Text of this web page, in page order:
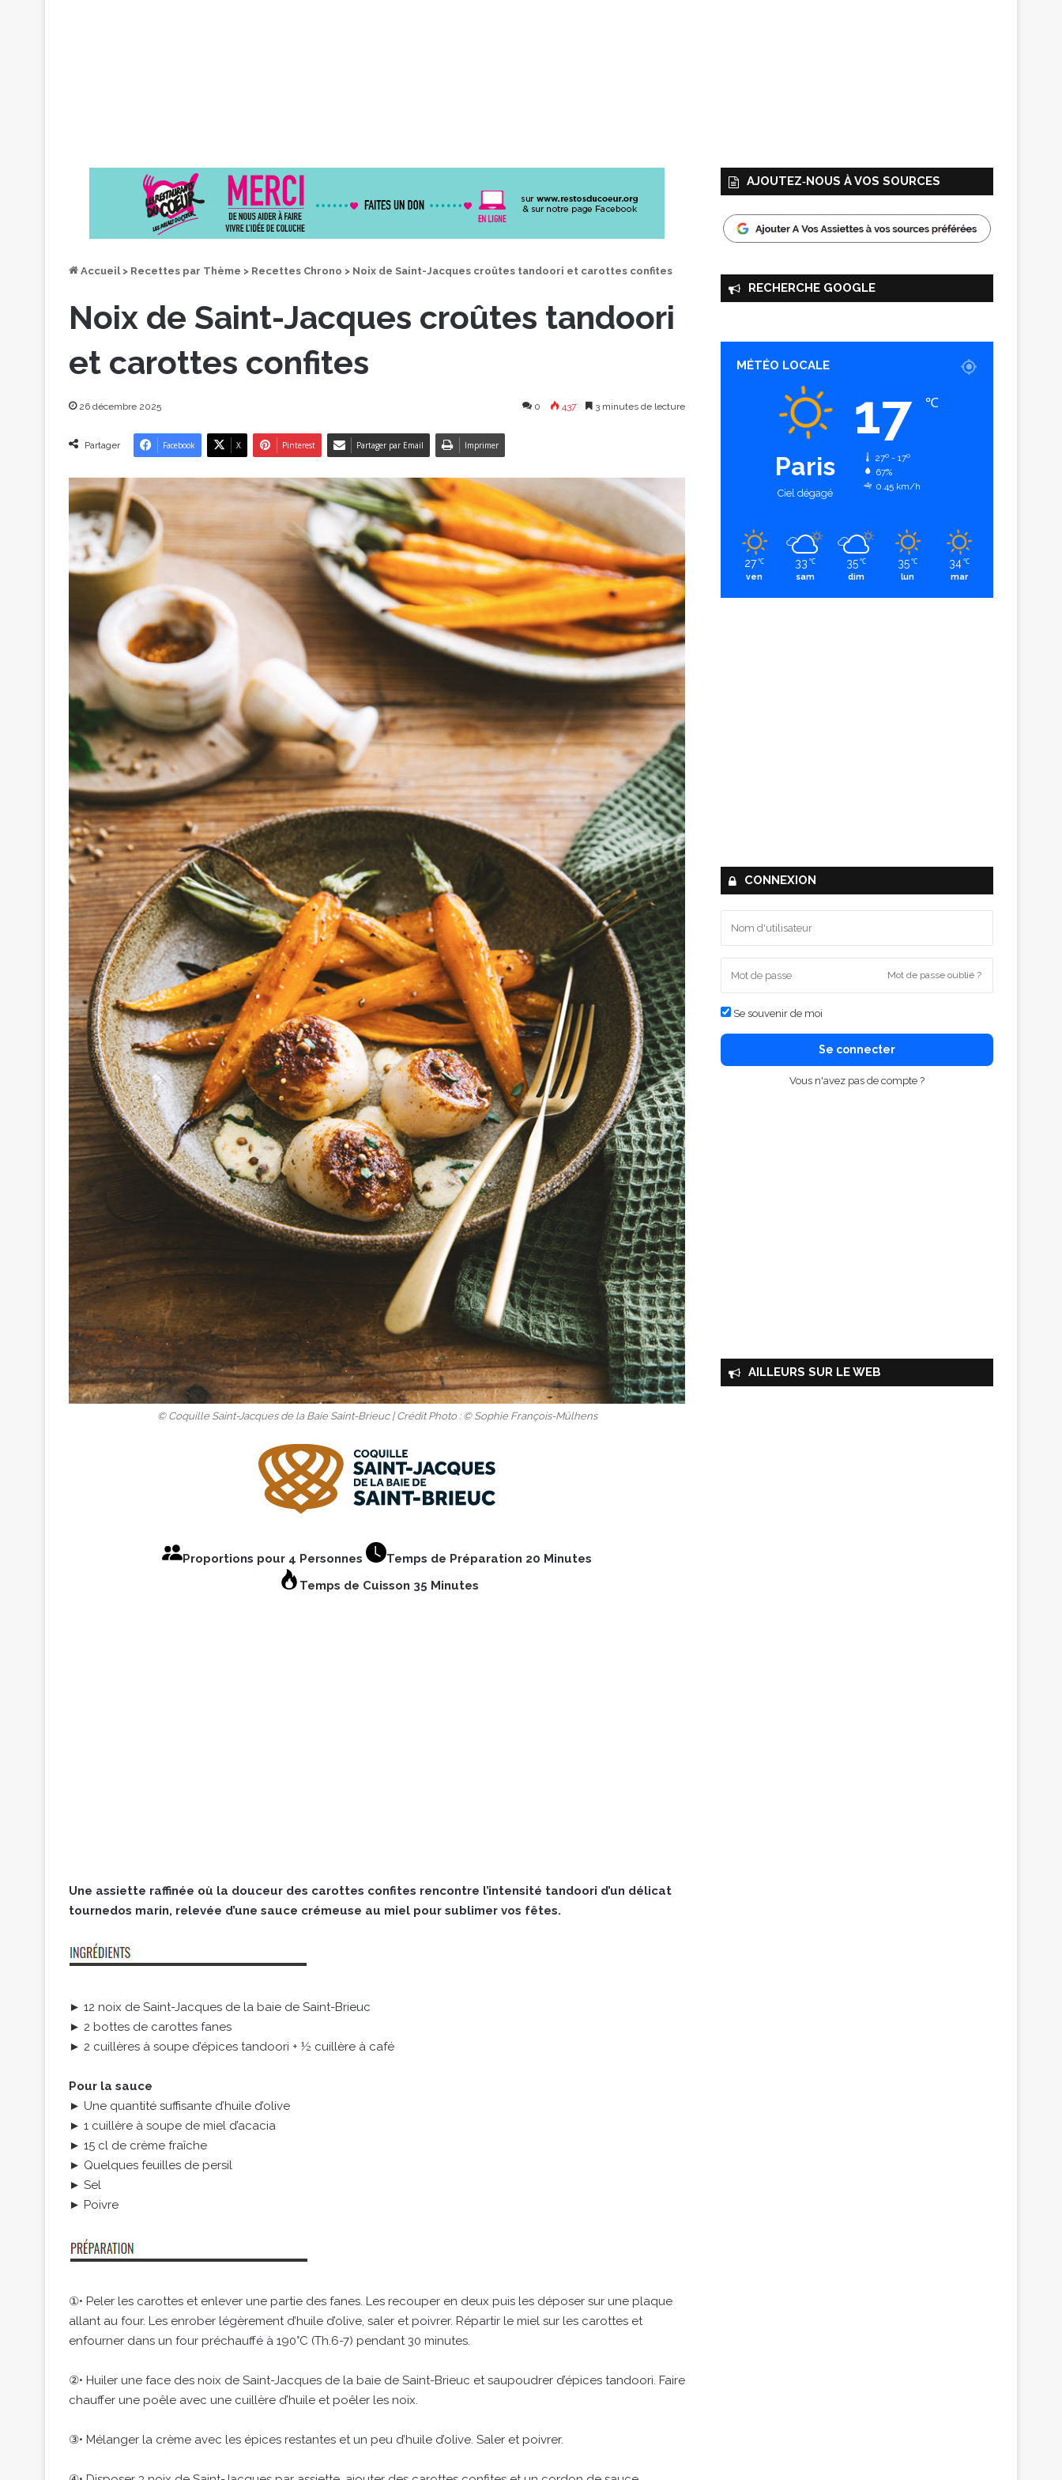
Accueil > Recettes par Thème > Recettes Chrono > Noix de Saint-Jacques croûtes tandoori et carottes confites
Noix de Saint-Jacques croûtes tandoori
et carottes confites
26 décembre 2025 0 437 3 minutes de lecture
Partager Facebook X Pinterest Partager par Email Imprimer
© Coquille Saint-Jacques de la Baie Saint-Brieuc | Crédit Photo : © Sophie François-Mülhens
Proportions pour 4 Personnes
Temps de Préparation 20 Minutes
Temps de Cuisson 35 Minutes
Une assiette raffinée où la douceur des carottes confites rencontre l’intensité tandoori d’un délicat
tournedos marin, relevée d’une sauce crémeuse au miel pour sublimer vos fêtes.
► 12 noix de Saint-Jacques de la baie de Saint-Brieuc
► 2 bottes de carottes fanes
► 2 cuillères à soupe d’épices tandoori + ½ cuillère à café
Pour la sauce
► Une quantité suffisante d’huile d’olive
► 1 cuillère à soupe de miel d’acacia
► 15 cl de crème fraîche
► Quelques feuilles de persil
► Sel
► Poivre
①• Peler les carottes et enlever une partie des fanes. Les recouper en deux puis les déposer sur une plaque
allant au four. Les enrober légèrement d’huile d’olive, saler et poivrer. Répartir le miel sur les carottes et
enfourner dans un four préchauffé à 190°C (Th.6-7) pendant 30 minutes.
②• Huiler une face des noix de Saint-Jacques de la baie de Saint-Brieuc et saupoudrer d’épices tandoori. Faire
chauffer une poêle avec une cuillère d’huile et poêler les noix.
③• Mélanger la crème avec les épices restantes et un peu d’huile d’olive. Saler et poivrer.
AJOUTEZ‑NOUS À VOS SOURCES
RECHERCHE GOOGLE
MÉTÉO LOCALE
Paris
Ciel dégagé
17 ℃
27º - 17º
67%
0.45 km/h
27 ℃
ven
33 ℃
sam
35 ℃
dim
35 ℃
lun
34 ℃
mar
CONNEXION
Mot de passe oublié ?
Se souvenir de moi
Se connecter
Vous n'avez pas de compte ?
AILLEURS SUR LE WEB